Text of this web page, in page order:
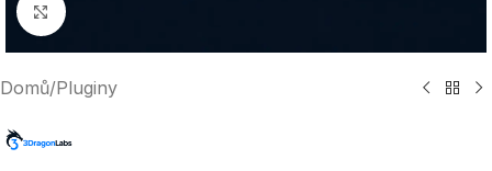
Click to enlarge
Domů/Pluginy